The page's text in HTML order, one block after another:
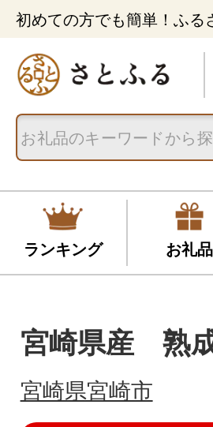
初めての方でも簡単！ふる
ランキング お礼品
宮崎県産 熟
宮崎県宮崎市